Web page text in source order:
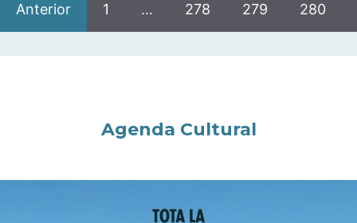
Anterior 1 … 278 279 280
Agenda Cultural